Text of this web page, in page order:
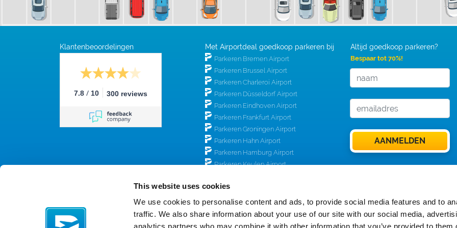
This website uses cookies
We use cookies to personalise content and ads, to provide social media features and to
traffic. We also share information about your use of our site with our social media,
Klantenbeoordelingen
7.8 / 10 300 reviews
Met Airportdeal goedkoop parkeren bij
Parkeren Bremen Airport
Parkeren Brussel Airport
Parkeren Charleroi Airport
Parkeren Düsseldorf Airport
Parkeren Eindhoven Airport
Parkeren Frankfurt Airport
Parkeren Groningen Airport
Parkeren Hahn Airport
Parkeren Hamburg Airport
Parkeren Keulen Airport
Parkeren Schiphol
Parkeren Weeze Airport
Altijd goedkoop parkeren?
Bespaar tot 70%!